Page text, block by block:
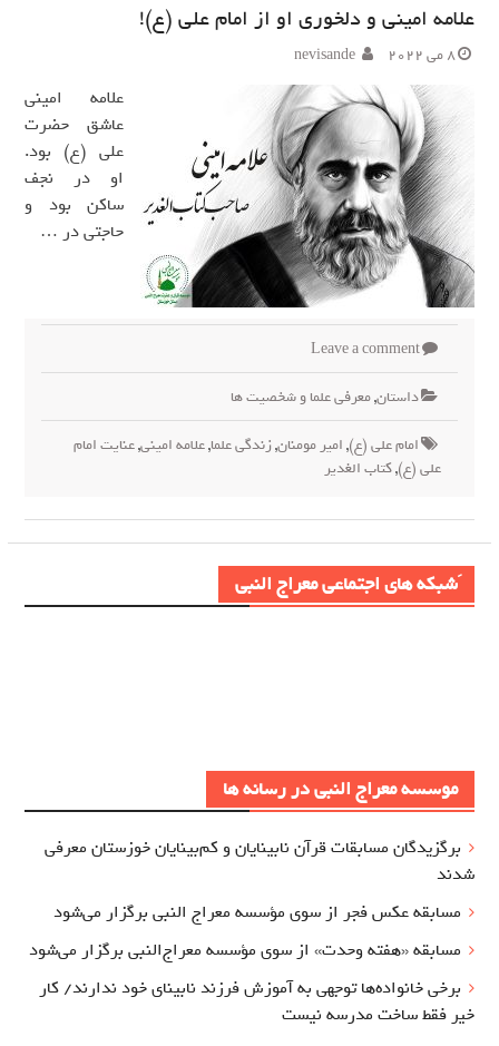
علامه امینی و دلخوری او از امام علی (ع)!
8 می 2022 nevisande
علامه امینی
عاشق حضرت
علی (ع) بود.
او در نجف
ساکن بود و
حاجتی در …
Leave a comment
داستان,معرفی علما و شخصیت ها
امام علی (ع),امیر مومنان,زندگی علما,علامه امینی,عنایت امام
علی (ع),کتاب الغدیر
َشبکه های اجتماعی معراج النبی
موسسه معراج النبی در رسانه ها
برگزيدگان مسابقات قرآن نابینایان و کم‌بینایان خوزستان معرفي
شدند
مسابقه عکس فجر از سوی مؤسسه معراج‌ النبی برگزار می‌شود
مسابقه «هفته وحدت» از سوی مؤسسه معراج‌النبی برگزار می‌شود
برخی خانواده‌ها توجهی به آموزش‌ فرزند نابینای خود ندارند/ کار
خیر فقط ساخت مدرسه نیست